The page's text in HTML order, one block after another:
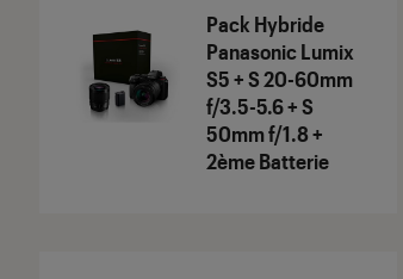
Pack Hybride
Panasonic Lumix
S5 + S 20-60mm
f/3.5-5.6 + S
50mm f/1.8 +
2ème Batterie